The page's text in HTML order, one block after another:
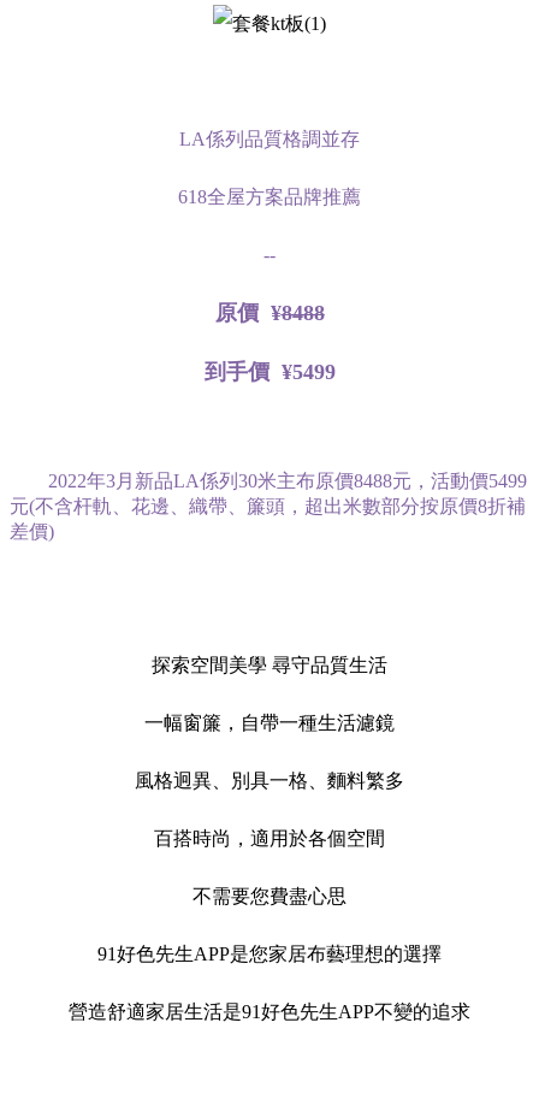
LA係列品質格調並存
618全屋方案品牌推薦
--
原價 ¥8488
到手價 ¥5499
2022年3月新品LA係列30米主布原價8488元，活動價5499
元(不含杆軌、花邊、織帶、簾頭，超出米數部分按原價8折補
差價)
探索空間美學 尋守品質生活
一幅窗簾，自帶一種生活濾鏡
風格迥異、別具一格、麵料繁多
百搭時尚，適用於各個空間
不需要您費盡心思
91好色先生APP是您家居布藝理想的選擇
營造舒適家居生活是91好色先生APP不變的追求